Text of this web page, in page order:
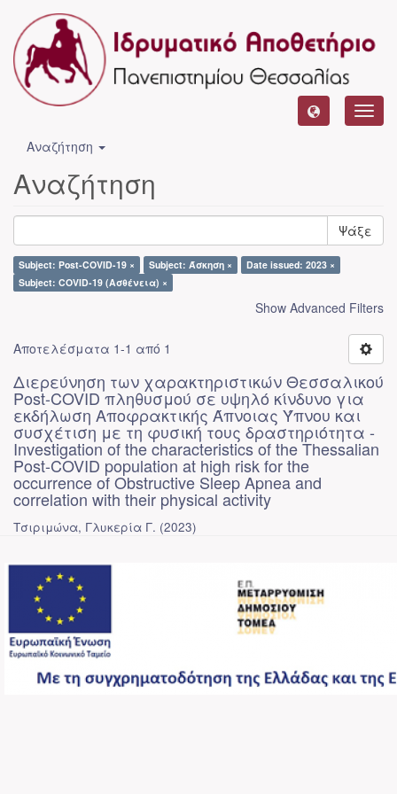
Αναζήτηση
Αναζήτηση
Ψάξε
Subject: Post-COVID-19 × Subject: Άσκηση ×
Date issued: 2023 ×
Subject: COVID-19 (Ασθένεια) ×
Show Advanced Filters
Αποτελέσματα 1-1 από 1
Διερεύνηση των χαρακτηριστικών Θεσσαλικού
Post-COVID πληθυσμού σε υψηλό κίνδυνο για
εκδήλωση Αποφρακτικής Άπνοιας Ύπνου και
συσχέτιση με τη φυσική τους δραστηριότητα -
Investigation of the characteristics of the Thessalian
Post-COVID population at high risk for the
occurrence of Obstructive Sleep Apnea and
correlation with their physical activity
Τσιριμώνα, Γλυκερία Γ. (2023)